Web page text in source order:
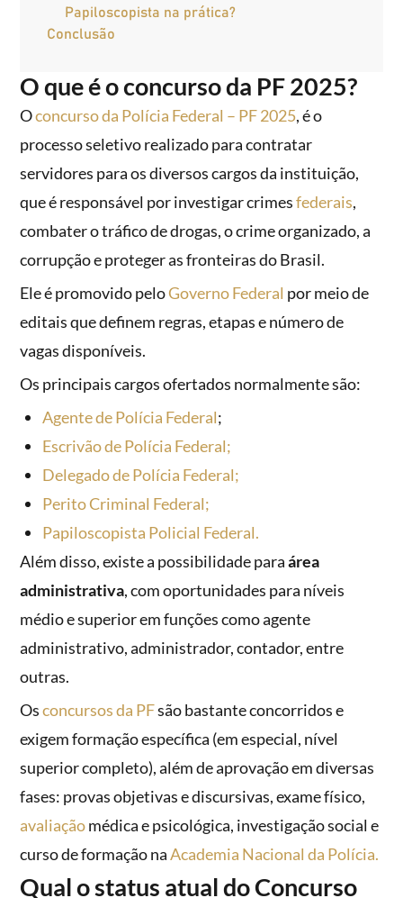
Papiloscopista na prática?
Conclusão
O que é o concurso da PF 2025?
Oconcurso da Polícia Federal – PF 2025, é o
processo seletivo realizado para contratar
servidores para os diversos cargos da instituição,
que é responsável por investigar crimesfederais,
combater o tráfico de drogas, o crime organizado, a
corrupção e proteger as fronteiras do Brasil.
Ele é promovido peloGoverno Federal por meio de
editais que definem regras, etapas e número de
vagas disponíveis.
Os principais cargos ofertados normalmente são:
Agente de Polícia Federal;
Escrivão de Polícia Federal;
Delegado de Polícia Federal;
Perito Criminal Federal;
Papiloscopista Policial Federal.
Além disso, existe a possibilidade paraárea
administrativa, com oportunidades para níveis
médio e superior em funções como agente
administrativo, administrador, contador, entre
outras.
Osconcursos da PFsão bastante concorridos e
exigem formação específica (em especial, nível
superior completo), além de aprovação em diversas
fases: provas objetivas e discursivas, exame físico,
avaliaçãomédica e psicológica, investigação social e
curso de formação naAcademia Nacional da Polícia.
Qual o status atual do Concurso